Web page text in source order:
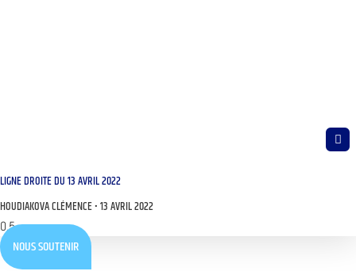
LIGNE DROITE DU 13 AVRIL 2022
HOUDIAKOVA CLÉMENCE 13 AVRIL 2022
NOUS SOUTENIR